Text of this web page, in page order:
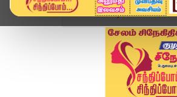
Home வீடியோ ஸ்டோரி